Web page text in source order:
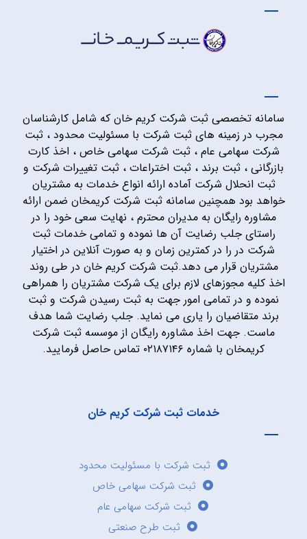
سامانه تخصصی ثبت شرکت کریم خان که شامل کارشناسان
مجرب در زمینه های ثبت شرکت با مسئولیت محدود ، ثبت
شرکت سهامی عام ، ثبت شرکت سهامی خاص ، اخذ کارت
بازرگانی ، ثبت برند ، ثبت اختراعات ، ثبت تغییرات شرکت و
ثبت انحلال شرکت آماده ارائه انواع خدمات به مشتریان
خواهد بود همچنین سامانه ثبت شرکت کریمخان ضمن ارائه
مشاوره رایگان به مدیران محترم ، نهایت سعی خود را در
راستای جلب رضایت آن ها نموده و تمامی خدمات ثبت
شرکت در را در کمترین زمان و به صورت آنلاین در اختیار
مشتریان قرار می دهد.ثبت شرکت کریم خان در طی روند
اخذ کلیه مجوزهای لازم برای یک شرکت مشتریان را همراهی
نموده و در تمامی امور جهت به ثبت رسیدن شرکت و ثبت
برند متقاضیان را یاری می نماید. جلب رضایت شما هدف
ماست. جهت اخذ مشاوره رایگان از موسسه ثبت شرکت
کریمخان با شماره ۰۲۱۸۷۱۴۶ تماس حاصل فرمایید.
خدمات ثبت شرکت کریم خان
ثبت شرکت با مسئولیت محدود
ثبت شرکت سهامی خاص
ثبت شرکت سهامی عام
ثبت طرح صنعتی